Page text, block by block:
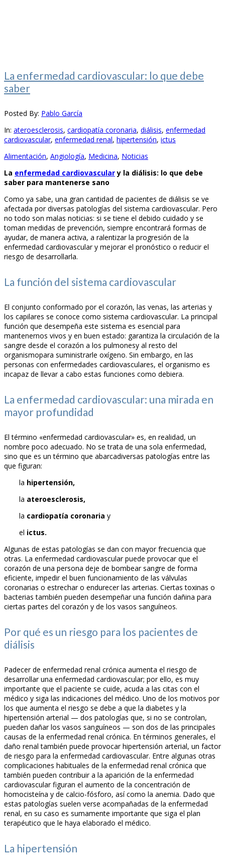
La enfermedad cardiovascular: lo que debe
saber
Posted By: Pablo García
In: ateroesclerosis, cardiopatía coronaria, diálisis, enfermedad
cardiovascular, enfermedad renal, hipertensión, ictus
Alimentación, Angiología, Medicina, Noticias
La enfermedad cardiovasculary la diálisis: lo que debe
saber para mantenerse sano
Como ya sabe, una gran cantidad de pacientes de diálisis se ve
afectada por diversas patologías del sistema cardiovascular. Pero
no todo son malas noticias: si se tiene el debido cuidado y se
toman medidas de prevención, siempre encontrará formas de
ayudar, de manera activa, a ralentizar la progresión de la
enfermedad cardiovascular y mejorar el pronóstico o reducir el
riesgo de desarrollarla.
La función del sistema cardiovascular
El conjunto conformado por el corazón, las venas, las arterias y
los capilares se conoce como sistema cardiovascular. La principal
función que desempeña este sistema es esencial para
mantenernos vivos y en buen estado: garantiza la circulación de la
sangre desde el corazón a los pulmonesy al resto del
organismopara suministrarle oxígeno. Sin embargo, en las
personas con enfermedades cardiovasculares, el organismo es
incapaz de llevar a cabo estas funciones como debiera.
La enfermedad cardiovascular: una mirada en
mayor profundidad
El término «enfermedad cardiovascular» es, en realidad, un
nombre poco adecuado. No se trata de una sola enfermedad,
sino que es un término que abarcadiversas patologías entre las
que figuran:
la hipertensión,
la ateroesclerosis,
la cardiopatía coronaria y
el ictus.
Algunas de estas patologías se dan con mayor frecuencia que
otras. La enfermedad cardiovascular puede provocar que el
corazón de una persona deje de bombear sangre de forma
eficiente, impedir el buen funcionamiento de las válvulas
coronarias o estrechar o endurecer las arterias. Ciertas toxinas o
bacterias también pueden desempeñar una función dañina para
ciertas partes del corazón y de los vasos sanguíneos.
Por qué es un riesgo para los pacientes de
diálisis
Padecer de enfermedad renal crónica aumenta el riesgo de
desarrollar una enfermedad cardiovascular; por ello, es muy
importante que el paciente se cuide, acuda a las citas con el
médico y siga las indicaciones del médico. Uno de los motivos por
los que aumenta el riesgo se debe a que la diabetes y la
hipertensión arterial — dos patologías que, si no se controlan,
pueden dañar los vasos sanguíneos — son dos de las principales
causas de la enfermedad renal crónica. En términos generales, el
daño renal también puede provocar hipertensión arterial, un factor
de riesgo para la enfermedad cardiovascular. Entre algunas otras
complicaciones habituales de la enfermedad renal crónica que
también pueden contribuir a la aparición de la enfermedad
cardiovascular figuran el aumento de la concentración de
homocisteína y de calcio-fósforo, así como la anemia. Dado que
estas patologías suelen verse acompañadas de la enfermedad
renal, en su caso es sumamente importante que siga el plan
terapéutico que le haya elaborado el médico.
La hipertensión